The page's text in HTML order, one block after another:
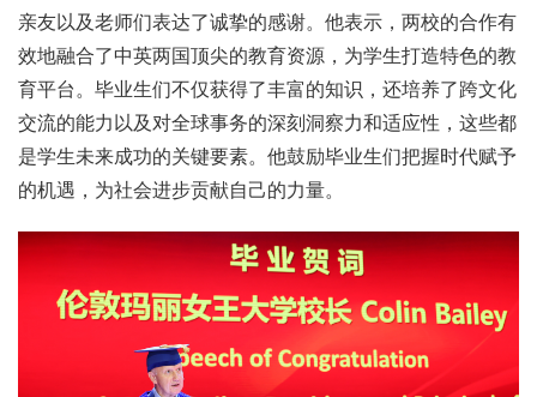
亲友以及老师们表达了诚挚的感谢。他表示，两校的合作有
效地融合了中英两国顶尖的教育资源，为学生打造特色的教
育平台。毕业生们不仅获得了丰富的知识，还培养了跨文化
交流的能力以及对全球事务的深刻洞察力和适应性，这些都
是学生未来成功的关键要素。他鼓励毕业生们把握时代赋予
的机遇，为社会进步贡献自己的力量。